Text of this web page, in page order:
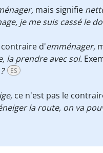
mais signifie
je me suis cassé le
d'emménager,
la prendre avec soi.
ES
ce n'est pas le
la route, on va